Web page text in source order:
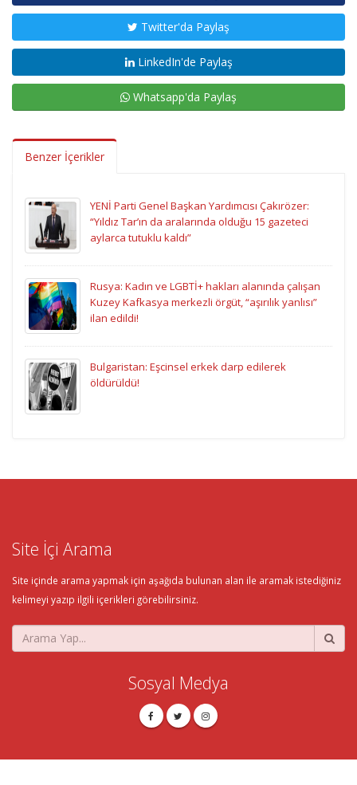
Twitter'da Paylaş
LinkedIn'de Paylaş
Whatsapp'da Paylaş
Benzer İçerikler
YENİ Parti Genel Başkan Yardımcısı Çakırözer:
“Yıldız Tar’ın da aralarında olduğu 15 gazeteci
aylarca tutuklu kaldı”
Rusya: Kadın ve LGBTİ+ hakları alanında çalışan
Kuzey Kafkasya merkezli örgüt, “aşırılık yanlısı”
ilan edildi!
Bulgaristan: Eşcinsel erkek darp edilerek
öldürüldü!
Site İçi Arama
Site içinde arama yapmak için aşağıda bulunan alan ile aramak istediğiniz
kelimeyi yazıp ilgili içerikleri görebilirsiniz.
Sosyal Medya